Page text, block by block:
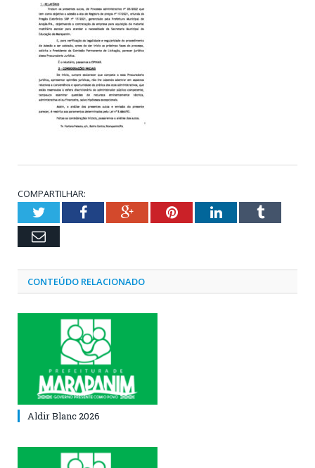
COMPARTILHAR:
TwitterFacebookGoogle+PinterestLinkedInTumblr
Email
CONTEÚDO RELACIONADO
Aldir Blanc 2026